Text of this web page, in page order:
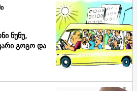
ნუნუ,
გოგო და